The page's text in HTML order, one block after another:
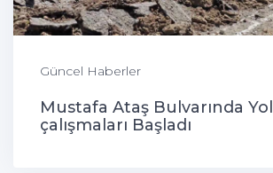
Güncel Haberler
Mustafa Ataş Bulvarında Yol
çalışmaları Başladı